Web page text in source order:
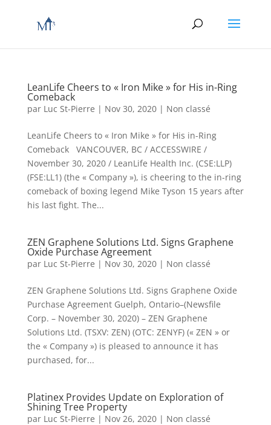
LeanLife Cheers to « Iron Mike » for His in-Ring
Comeback
par Luc St-Pierre | Nov 30, 2020| Non classé
LeanLife Cheers to « Iron Mike » for His in-Ring
Comeback VANCOUVER, BC / ACCESSWIRE /
November 30, 2020 / LeanLife Health Inc. (CSE:LLP)
(FSE:LL1) (the « Company »), is cheering to the in-ring
comeback of boxing legend Mike Tyson 15 years after
his last fight. The...
ZEN Graphene Solutions Ltd. Signs Graphene
Oxide Purchase Agreement
par Luc St-Pierre | Nov 30, 2020| Non classé
ZEN Graphene Solutions Ltd. Signs Graphene Oxide
Purchase Agreement Guelph, Ontario–(Newsfile
Corp. – November 30, 2020) – ZEN Graphene
Solutions Ltd. (TSXV: ZEN) (OTC: ZENYF) (« ZEN » or
the « Company ») is pleased to announce it has
purchased, for...
Platinex Provides Update on Exploration of
Shining Tree Property
par Luc St-Pierre | Nov 26, 2020| Non classé